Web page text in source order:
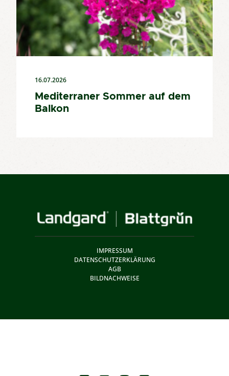
16.07.2026
Mediterraner Sommer auf dem
Balkon
IMPRESSUM
DATENSCHUTZERKLÄRUNG
AGB
BILDNACHWEISE